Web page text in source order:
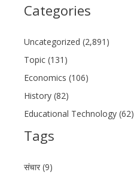
Categories
Uncategorized (2,891)
Topic (131)
Economics (106)
History (82)
Educational Technology (62)
Tags
संचार (9)